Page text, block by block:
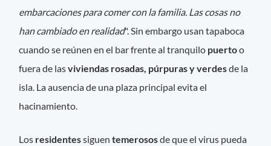
embarcaciones para comer con la familia. Las cosas no
han cambiado en realidad". Sin embargo usan tapaboca
cuando se reúnen en el bar frente al tranquilo puertoo
fuera de lasviviendas rosadas, púrpuras y verdesde la
isla. La ausencia de una plaza principal evita el
hacinamiento.
Los residentessiguentemerososde que el virus pueda